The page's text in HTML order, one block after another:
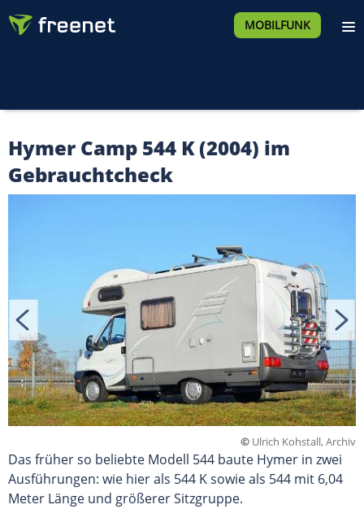
MOBILFUNK
Hymer Camp 544 K (2004) im
Gebrauchtcheck
© Ulrich Kohstall, Archiv
Das früher so beliebte Modell 544 baute Hymer in zwei
Ausführungen: wie hier als 544 K sowie als 544 mit 6,04
Meter Länge und größerer Sitzgruppe.